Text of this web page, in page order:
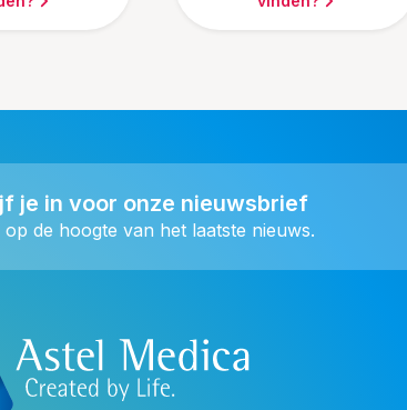
je in voor onze nieuwsbrief
op de hoogte van het laatste nieuws.